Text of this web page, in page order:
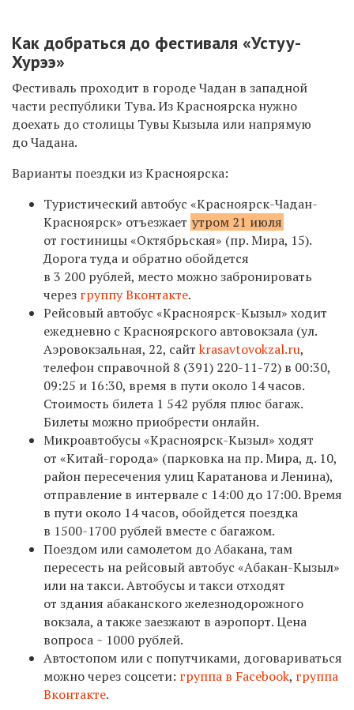
Как добраться до фестиваля «Устуу-
Хурээ»
Фестиваль проходит в городе Чадан в западной
части республики Тува. Из Красноярска нужно
доехать до столицы Тувы Кызыла или напрямую
до Чадана.
Варианты поездки из Красноярска:
Туристический автобус «Красноярск-Чадан-
Красноярск» отъезжает утром 21 июля
от гостиницы «Октябрьская» (пр. Мира, 15).
Дорога туда и обратно обойдется
в 3 200 рублей, место можно забронировать
через группу Вконтакте.
Рейсовый автобус «Красноярск-Кызыл» ходит
ежедневно с Красноярского автовокзала (ул.
Аэровокзальная, 22, сайтkrasavtovokzal.ru,
телефон справочной 8 (391) 220-11-72) в 00:30,
09:25 и 16:30, время в пути около 14 часов.
Стоимость билета 1 542 рубля плюс багаж.
Билеты можно приобрести онлайн.
Микроавтобусы «Красноярск-Кызыл» ходят
от «Китай-города» (парковка на пр. Мира, д. 10,
район пересечения улиц Каратанова и Ленина),
отправление в интервале с 14:00 до 17:00. Время
в пути около 14 часов, обойдется поездка
в 1500-1700 рублей вместе с багажом.
Поездом или самолетом до Абакана, там
пересесть на рейсовый автобус «Абакан-Кызыл»
или на такси. Автобусы и такси отходят
от здания абаканского железнодорожного
вокзала, а также заезжают в аэропорт. Цена
вопроса ~ 1000 рублей.
Автостопом или с попутчиками, договариваться
можно через соцсети: группа в Facebook, группа
Вконтакте.